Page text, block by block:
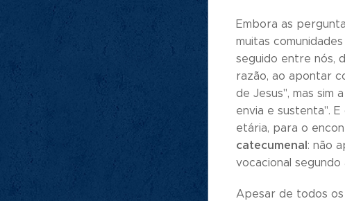
Embora as
muitas
seguido entre nós,
razão, ao apontar
de Jesus", mas sim
envia e sustenta".
etária, para o
catecumenal: não
vocacional segundo
Apesar de todos